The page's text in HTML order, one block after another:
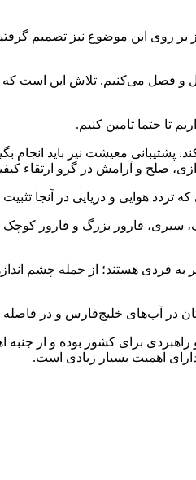
و فصل می‌کنیم. تلاش این است که
تا حتما تامین کنیم.
معیشت نیز باید
صلح و آرامش در گرو ارتقاء
هوایی و دریایی در آنجا
فارور بزرگ و فارور
به فردی هستند؛ از جمله چشم
برای کشور بوده و از
اهمیت بسیار زیادی است.